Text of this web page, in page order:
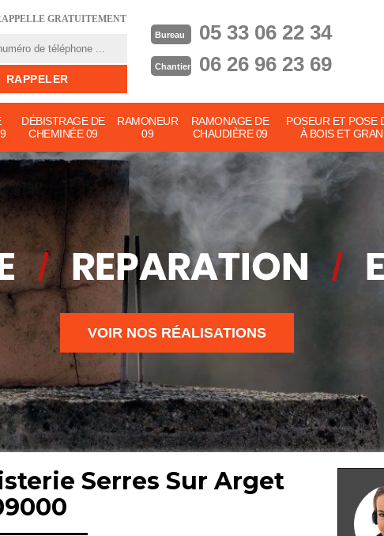
GRATUITEMENT
Bureau 05 33 06 22 34
Chantier 06 26 96 23 69
DÉBISTRAGE DE
CHEMINÉE 09
RAMONEUR
09
RAMONAGE DE
CHAUDIÈRE 09
POSEUR ET POSE
À BOIS ET
VOIR NOS RÉALISATIONS
Serres Sur Arget